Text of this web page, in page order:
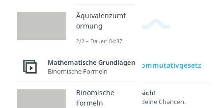
zur Videoseite: Kommutativgesetz
Lernen lohnt sich!
Entdecke hier deine Chancen.
Äquivalenzumf
ormung
2/2 – Dauer: 04:37
Mathematische Grundlagen
Binomische Formeln
Binomische
Formeln